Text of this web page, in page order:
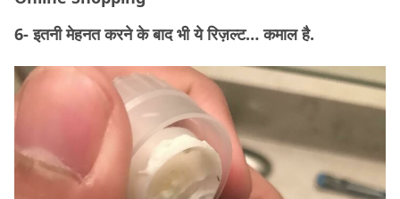
6- इतनी मेहनत करने के बाद भी ये रिज़ल्ट… कमाल है.